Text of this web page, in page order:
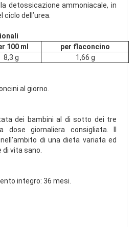
detossicazione ammoniacale, in
dell’urea.
100 ml
per flaconcino
8,3 g 1,66 g
al giorno.
dei bambini al di sotto dei tre
dose giornaliera consigliata. Il
di una dieta variata ed
di vita sano.
integro: 36 mesi.